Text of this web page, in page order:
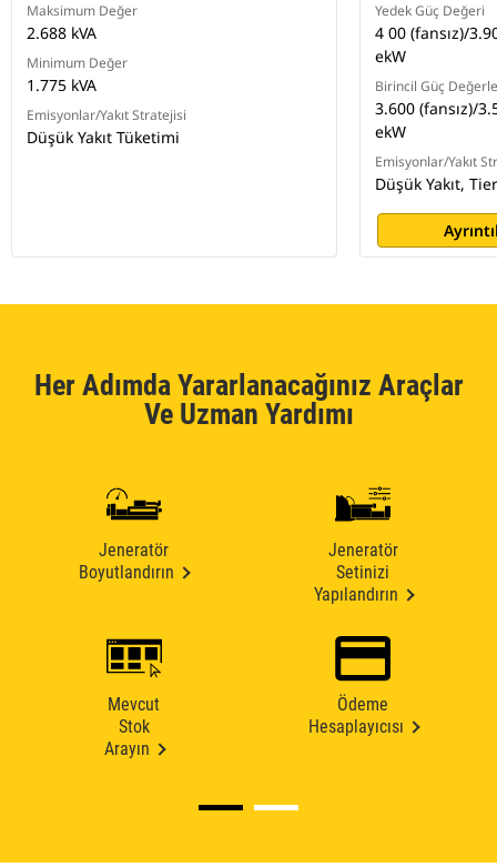
Maksimum Değer
2.688 kVA
Minimum Değer
1.775 kVA
Emisyonlar/Yakıt Stratejisi
Düşük Yakıt Tüketimi
Yedek Güç Değeri
4 00 (fansız)/
ekW
Birincil Güç
3.600 (fansız)/
ekW
Emisyonlar/Yakıt
Düşük Yakıt,
Her Adımda Yararlanacağınız Araçlar
Ve Uzman Yardımı
Jeneratör
Boyutlandırın
Jeneratör
Setinizi
Yapılandırın
Mevcut
Stok
Arayın
Ödeme
Hesaplayıcısı